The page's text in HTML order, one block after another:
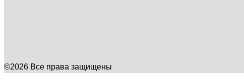
©2026 Все права защищены